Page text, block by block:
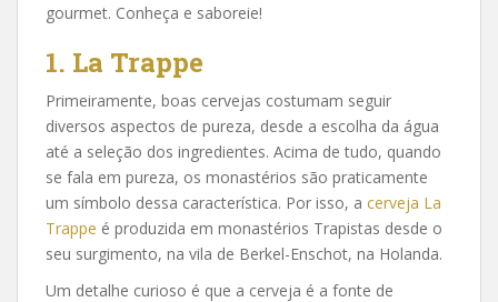
gourmet. Conheça e saboreie!
1. La Trappe
Primeiramente, boas cervejas costumam seguir
diversos aspectos de pureza, desde a escolha da água
até a seleção dos ingredientes. Acima de tudo, quando
se fala em pureza, os monastérios são praticamente
um símbolo dessa característica. Por isso, a cerveja La
Trappe é produzida em monastérios Trapistas desde o
seu surgimento, na vila de Berkel-Enschot, na Holanda.
Um detalhe curioso é que a cerveja é a fonte de